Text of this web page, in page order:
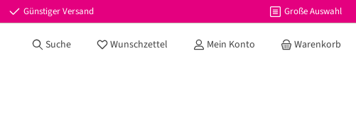
Günstiger Versand Große Auswahl
Suche Wunschzettel Du hast 0 Produkte auf dem Merkzettel
Mein Konto Warenkorb